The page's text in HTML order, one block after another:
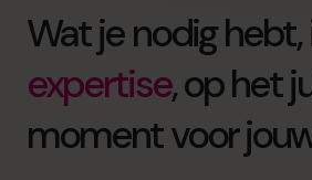
Wat je nodig hebt,
expertise, op het
moment voor